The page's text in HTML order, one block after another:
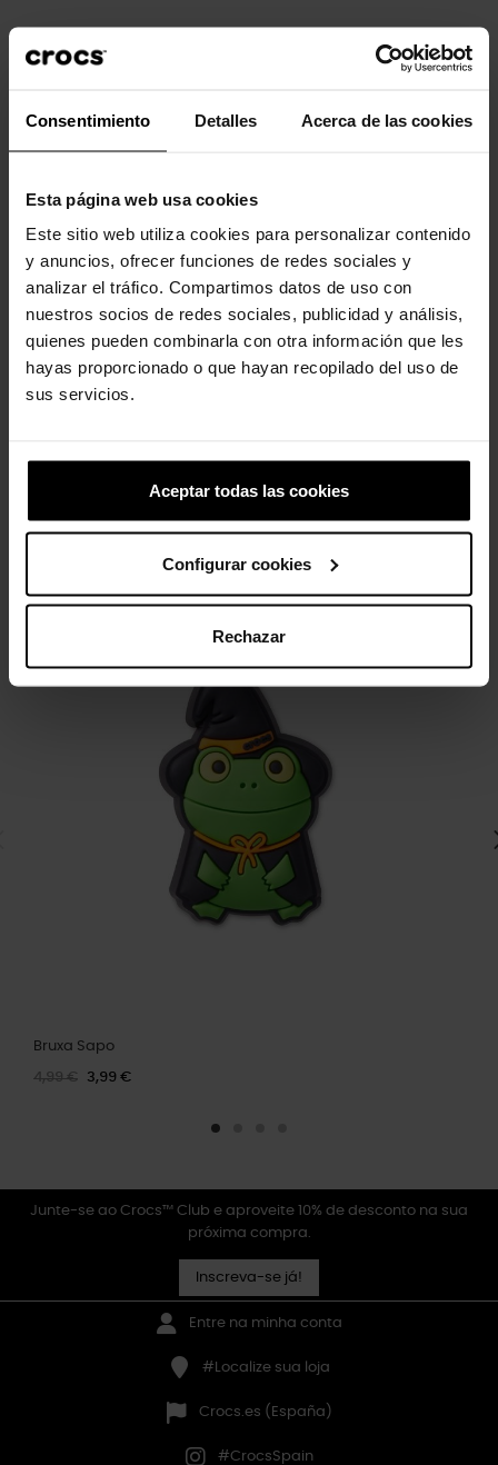
Consentimiento Detalles Acerca de las cookies
Esta página web usa cookies
Este sitio web utiliza cookies para personalizar contenido
y anuncios, ofrecer funciones de redes sociales y
analizar el tráfico. Compartimos datos de uso con
nuestros socios de redes sociales, publicidad y análisis,
quienes pueden combinarla con otra información que les
hayas proporcionado o que hayan recopilado del uso de
sus servicios.
Aceptar todas las cookies
Configurar cookies
Rechazar
Letra O
Pacote 5 Cinderela
16,99 € 13,59 €
Polvo
4 outros produtos na mesma
categoria:
Bruxa Sapo
4,99 € 3,99 €
Junte-se ao Crocs™ Club e aproveite 10% de desconto na sua
próxima compra.
Inscreva-se já!
Entre na minha conta
#Localize sua loja
Crocs.es (España)
#CrocsSpain